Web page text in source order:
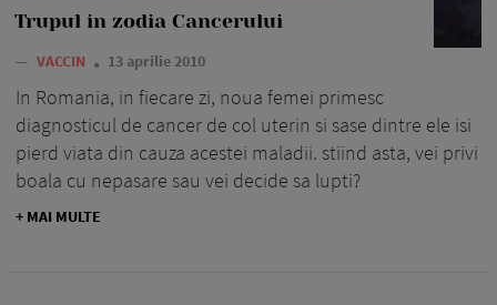
Trupul in zodia Cancerului
— VACCIN 13 aprilie 2010
In Romania, in fiecare zi, noua femei primesc
diagnosticul de cancer de col uterin si sase dintre ele isi
pierd viata din cauza acestei maladii. stiind asta, vei privi
boala cu nepasare sau vei decide sa lupti?
+ MAI MULTE